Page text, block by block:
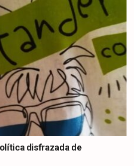
disfrazada de